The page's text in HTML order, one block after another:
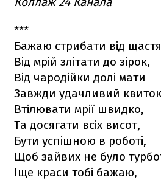
***
Бажаю стрибати від
Від мрій злітати до зірок,
Від чародійки долі мати
Завжди удачливий
Втілювати мрії швидко,
Та досягати всіх висот,
Бути успішною в роботі,
Щоб зайвих не було
Іще краси тобі бажаю,